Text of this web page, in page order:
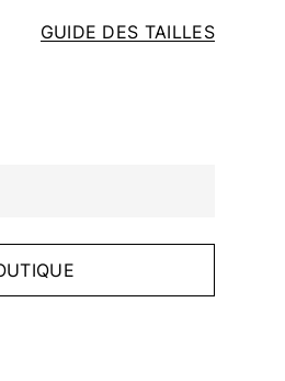
GUIDE DES TAILLES